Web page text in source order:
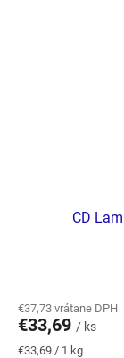
CD
€37,73 vrátane DPH
€33,69 / ks
Jednotková
€33,69 / 1 kg